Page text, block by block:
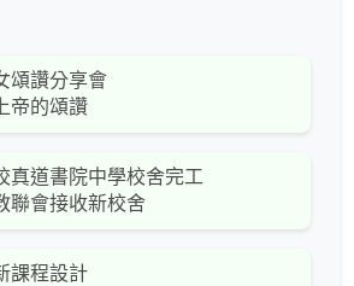
頌讚分享會
帝的頌讚
真道書院中學校舍完工
聯會接收新校舍
課程設計